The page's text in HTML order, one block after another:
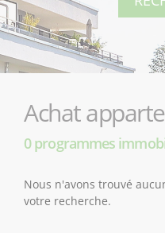
Nous n'avons trouvé
votre recherche.